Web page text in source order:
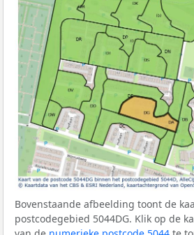
Bovenstaande afbeelding toont de
postcodegebied 5044DG. Klik op de